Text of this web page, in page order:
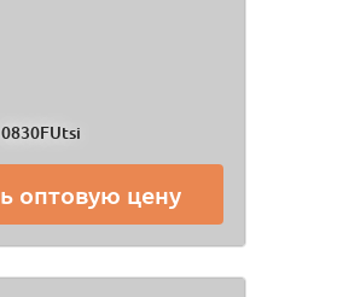
0830FUtsi
оптовую цену